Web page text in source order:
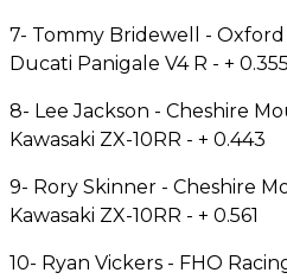
7- Tommy Bridewell -
Ducati Panigale V4 R - + 0.355
8- Lee Jackson - Cheshire
Kawasaki ZX-10RR - + 0.443
9- Rory Skinner - Cheshire
Kawasaki ZX-10RR - + 0.561
10- Ryan Vickers - FHO